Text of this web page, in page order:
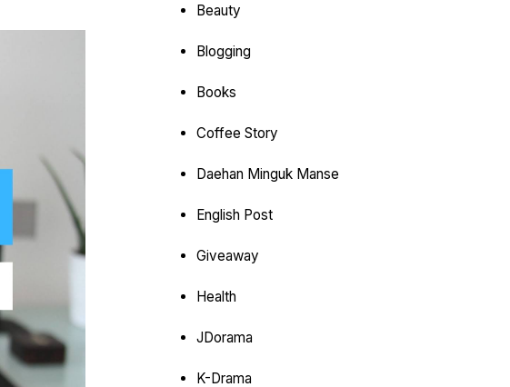
Beauty
Blogging
Books
Coffee Story
Daehan Minguk Manse
English Post
Giveaway
Health
JDorama
K-Drama